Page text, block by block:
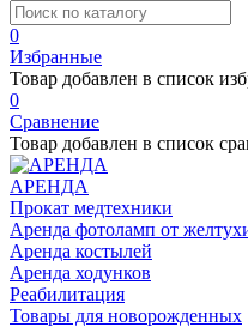
0
Избранные
Товар добавлен в список
0
Сравнение
Товар добавлен в список
АРЕНДА
Прокат медтехники
Аренда фотоламп от
Аренда костылей
Аренда ходунков
Реабилитация
Товары для новорожденных